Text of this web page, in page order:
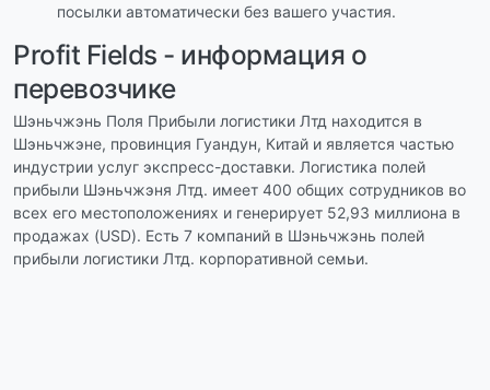
посылки автоматически без вашего участия.
Profit Fields - информация о
перевозчике
Шэньчжэнь Поля Прибыли логистики Лтд находится в
Шэньчжэне, провинция Гуандун, Китай и является частью
индустрии услуг экспресс-доставки. Логистика полей
прибыли Шэньчжэня Лтд. имеет 400 общих сотрудников во
всех его местоположениях и генерирует 52,93 миллиона в
продажах (USD). Есть 7 компаний в Шэньчжэнь полей
прибыли логистики Лтд. корпоративной семьи.